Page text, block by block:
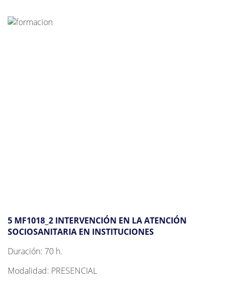
5 MF1018_2 INTERVENCIÓN EN LA ATENCIÓN
SOCIOSANITARIA EN INSTITUCIONES
Duración: 70 h.
Modalidad: PRESENCIAL